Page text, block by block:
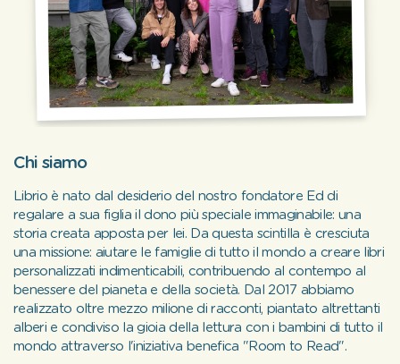
Chi siamo
Librio è nato dal desiderio del nostro fondatore Ed di
regalare a sua figlia il dono più speciale immaginabile: una
storia creata apposta per lei. Da questa scintilla è cresciuta
una missione: aiutare le famiglie di tutto il mondo a creare libri
personalizzati indimenticabili, contribuendo al contempo al
benessere del pianeta e della società. Dal 2017 abbiamo
realizzato oltre mezzo milione di racconti, piantato altrettanti
alberi e condiviso la gioia della lettura con i bambini di tutto il
mondo attraverso l'iniziativa benefica "Room to Read".